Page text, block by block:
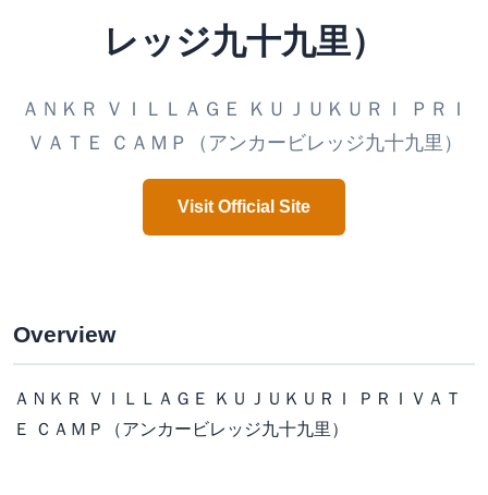
レッジ九十九里）
ＡＮＫＲ ＶＩＬＬＡＧＥ ＫＵＪＵＫＵＲＩ ＰＲＩ
ＶＡＴＥ ＣＡＭＰ（アンカービレッジ九十九里）
Visit Official Site
Overview
ＡＮＫＲ ＶＩＬＬＡＧＥ ＫＵＪＵＫＵＲＩ ＰＲＩＶＡＴ
Ｅ ＣＡＭＰ（アンカービレッジ九十九里）